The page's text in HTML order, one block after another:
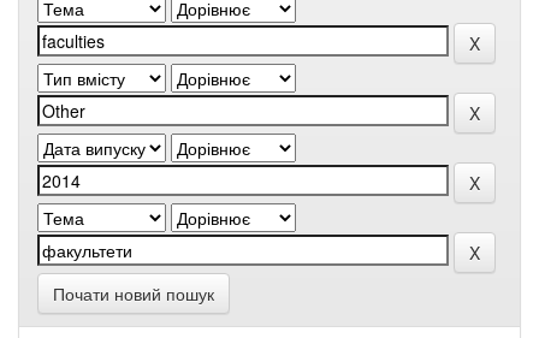
Почати новий пошук